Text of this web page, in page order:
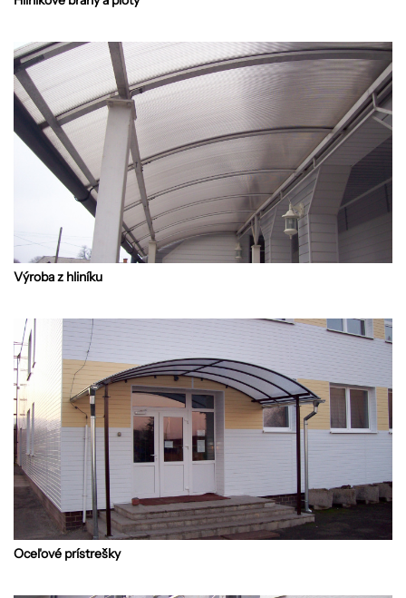
Výroba z hliníku
Oceľové prístrešky